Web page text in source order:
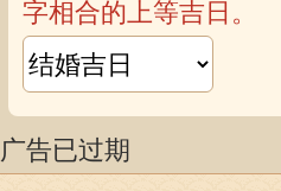
字相合的上等吉日。
广告已过期